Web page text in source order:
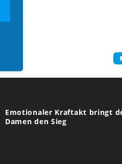
Abschlussbericht über die EM
Ein Tag mit vielen
vorbei
Emotionaler Kraftakt bringt
Damen den Sieg